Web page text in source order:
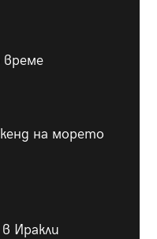
на морето
Иракли